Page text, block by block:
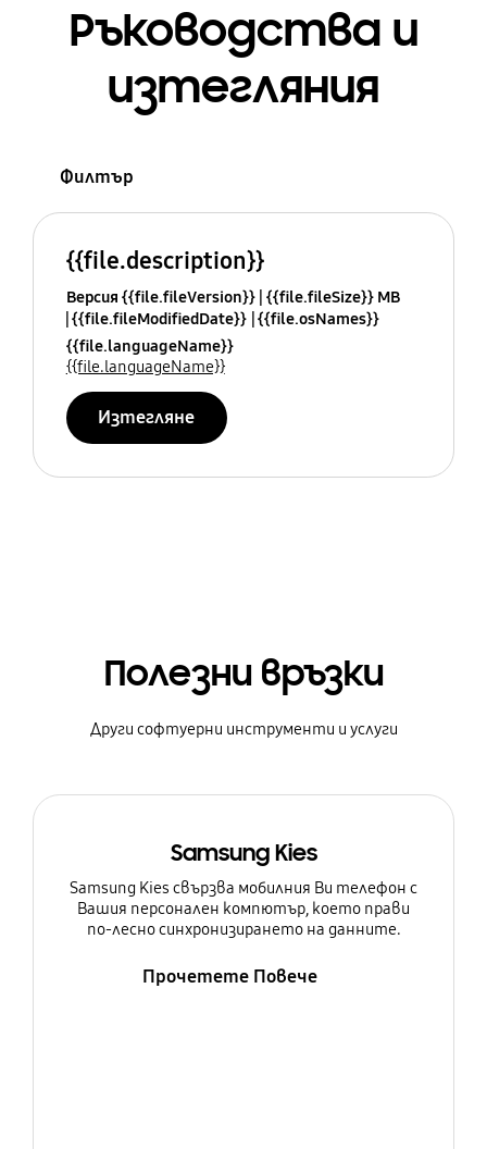
Ръководства и
изтегляния
Филтър
{{file.description}}
Версия {{file.fileVersion}} {{file.fileSize}} MB
{{file.fileModifiedDate}} {{file.osNames}}
{{file.languageName}}
{{file.languageName}}
Изтегляне
Полезни връзки
Други софтуерни инструменти и услуги
Samsung Kies
Samsung Kies свързва мобилния Ви телефон с
Вашия персонален компютър, което прави
по-лесно синхронизирането на данните.
Прочетете Повече